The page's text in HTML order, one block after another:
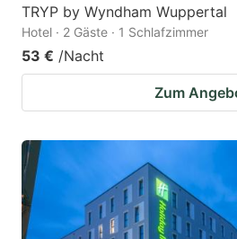
TRYP by Wyndham Wuppertal
Hotel · 2 Gäste · 1 Schlafzimmer
53 € /Nacht
Zum